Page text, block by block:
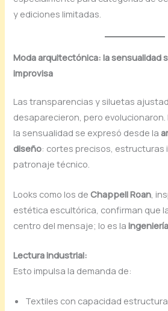
y ediciones limitadas.
Moda arquitectónica: la sensualidad
improvisa
Las transparencias y siluetas
desaparecieron, pero evolucionaron.
la sensualidad se expresó desde la
diseño: cortes precisos, estructuras
patronaje técnico.
Looks como los deChappell Roan ,
estética escultórica, confirman que
centro del mensaje; lo es la
Lectura industrial:
Esto impulsa la demanda de:
Textiles con capacidad